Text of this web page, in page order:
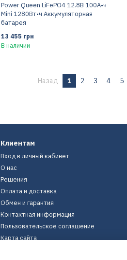
Power Queen LiFePO4 12.8В 100А•ч
Mini 1280Вт•ч Аккумуляторная
батарея
13 455 грн
В наличии
Назад 1 2 3 4 5
Клиентам
Вход в личный кабинет
О нас
Решения
Оплата и доставка
Обмен и гарантия
Контактная информация
Пользовательское соглашение
Карта сайта